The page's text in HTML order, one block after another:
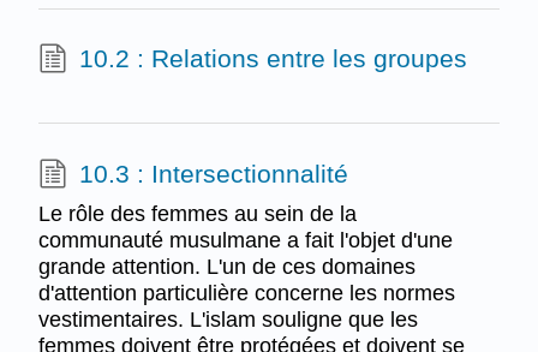
10.2 : Relations entre les groupes
10.3 : Intersectionnalité
Le rôle des femmes au sein de la
communauté musulmane a fait l'objet d'une
grande attention. L'un de ces domaines
d'attention particulière concerne les normes
vestimentaires. L'islam souligne que les
femmes doivent être protégées et doivent se